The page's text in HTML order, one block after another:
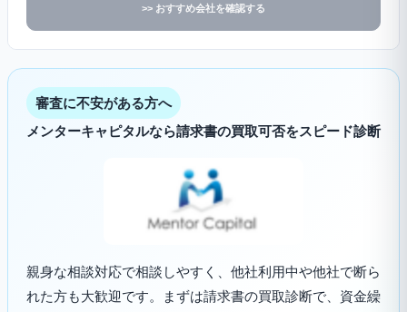
>> おすすめ会社を確認する
審査に不安がある方へ
メンターキャピタルなら請求書の買取可否をスピード診断
親身な相談対応で相談しやすく、他社利用中や他社で断ら
れた方も大歓迎です。まずは請求書の買取診断で、資金繰